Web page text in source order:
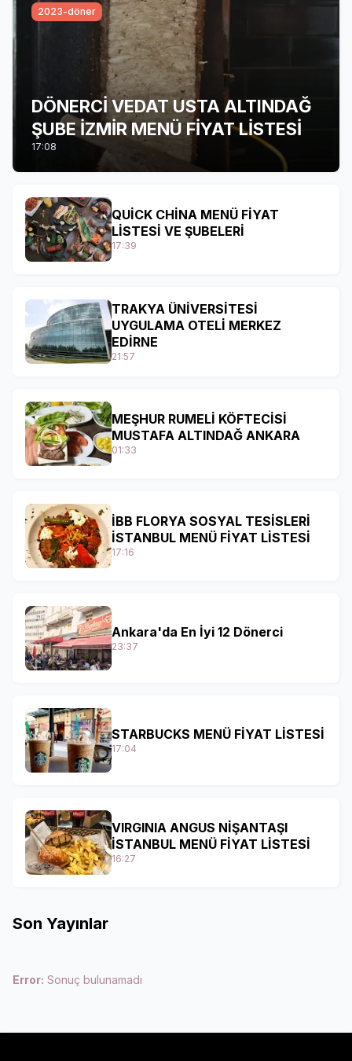
2023-döner
DÖNERCİ VEDAT USTA ALTINDAĞ
ŞUBE İZMİR MENÜ FİYAT LİSTESİ
17:08
QUİCK CHİNA MENÜ FİYAT
LİSTESİ VE ŞUBELERİ
17:39
TRAKYA ÜNİVERSİTESİ
UYGULAMA OTELİ MERKEZ
EDİRNE
21:57
MEŞHUR RUMELİ KÖFTECİSİ
MUSTAFA ALTINDAĞ ANKARA
01:33
İBB FLORYA SOSYAL TESİSLERİ
İSTANBUL MENÜ FİYAT LİSTESİ
17:16
Ankara'da En İyi 12 Dönerci
23:37
STARBUCKS MENÜ FİYAT LİSTESİ
17:04
VIRGINIA ANGUS NİŞANTAŞI
İSTANBUL MENÜ FİYAT LİSTESİ
16:27
Son Yayınlar
Error: Sonuç bulunamadı